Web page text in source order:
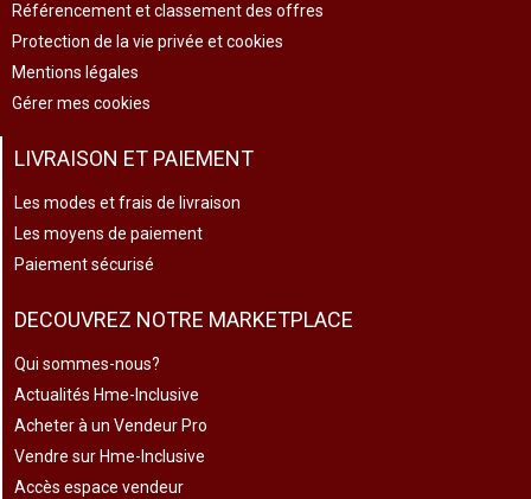
Référencement et classement des offres
Protection de la vie privée et cookies
Mentions légales
Gérer mes cookies
LIVRAISON ET PAIEMENT
Les modes et frais de livraison
Les moyens de paiement
Paiement sécurisé
DECOUVREZ NOTRE MARKETPLACE
Qui sommes-nous?
Actualités Hme-Inclusive
Acheter à un Vendeur Pro
Vendre sur Hme-Inclusive
Accès espace vendeur